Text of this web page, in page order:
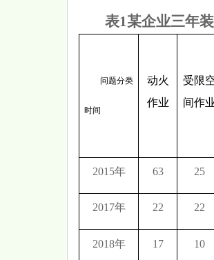
表1某企业三年
问题分类
时间
动火
作业
受限
间作
2015年 63 25
2017年 22 22
2018年 17 10